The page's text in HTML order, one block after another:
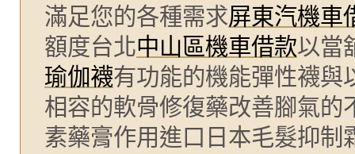
滿足您的各種需求屏東汽機車
額度台北中山區機車借款以當
瑜伽襪有功能的機能彈性襪與
相容的軟骨修復藥改善腳氣的
素藥膏作用進口日本毛髮抑制